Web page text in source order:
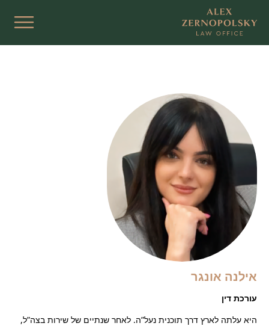
אילנה אונגר
עורכת דין
היא עלתה לארץ דרך תוכנית נעל”ה. לאחר שנתיים של שירות בצה”ל,